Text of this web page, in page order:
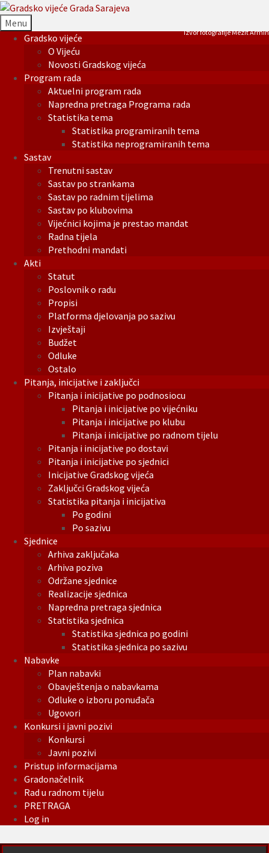
Menu
Gradsko vijeće
O Vijeću
Novosti Gradskog vijeća
Program rada
Aktuelni program rada
Napredna pretraga Programa rada
Statistika tema
Statistika programiranih tema
Statistika neprogramiranih tema
Sastav
Trenutni sastav
Sastav po strankama
Sastav po radnim tijelima
Sastav po klubovima
Vijećnici kojima je prestao mandat
Radna tijela
Prethodni mandati
Akti
Statut
Poslovnik o radu
Propisi
Platforma djelovanja po sazivu
Izvještaji
Budžet
Odluke
Ostalo
Pitanja, inicijative i zaključci
Pitanja i inicijative po podnosiocu
Pitanja i inicijative po vijećniku
Pitanja i inicijative po klubu
Pitanja i inicijative po radnom tijelu
Pitanja i inicijative po dostavi
Pitanja i inicijative po sjednici
Inicijative Gradskog vijeća
Zaključci Gradskog vijeća
Statistika pitanja i inicijativa
Po godini
Po sazivu
Sjednice
Arhiva zaključaka
Arhiva poziva
Održane sjednice
Realizacije sjednica
Napredna pretraga sjednica
Statistika sjednica
Statistika sjednica po godini
Statistika sjednica po sazivu
Nabavke
Plan nabavki
Obavještenja o nabavkama
Odluke o izboru ponuđača
Ugovori
Konkursi i javni pozivi
Konkursi
Javni pozivi
Pristup informacijama
Gradonačelnik
Rad u radnom tijelu
PRETRAGA
Log in
Izvor fotografije Mezit Armin